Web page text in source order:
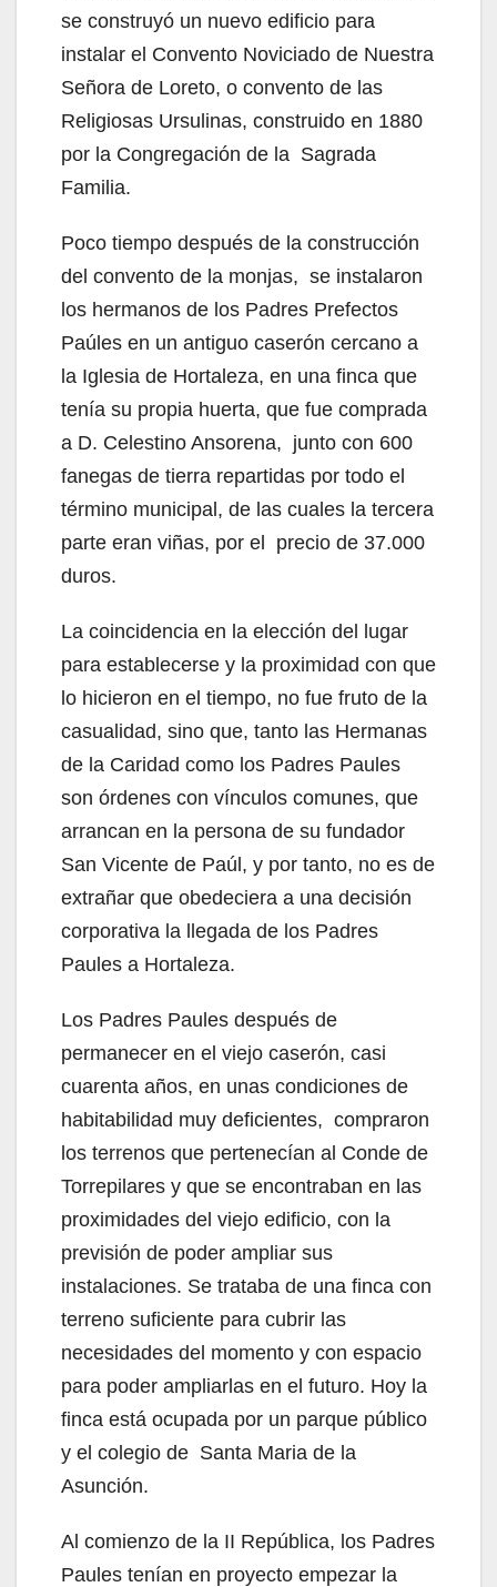
se construyó un nuevo edificio para
instalar el Convento Noviciado de Nuestra
Señora de Loreto, o convento de las
Religiosas Ursulinas, construido en 1880
por la Congregación de la Sagrada
Familia.
Poco tiempo después de la construcción
del convento de la monjas, se instalaron
los hermanos de los Padres Prefectos
Paúles en un antiguo caserón cercano a
la Iglesia de Hortaleza, en una finca que
tenía su propia huerta, que fue comprada
a D. Celestino Ansorena, junto con 600
fanegas de tierra repartidas por todo el
término municipal, de las cuales la tercera
parte eran viñas, por el precio de 37.000
duros.
La coincidencia en la elección del lugar
para establecerse y la proximidad con que
lo hicieron en el tiempo, no fue fruto de la
casualidad, sino que, tanto las Hermanas
de la Caridad como los Padres Paules
son órdenes con vínculos comunes, que
arrancan en la persona de su fundador
San Vicente de Paúl, y por tanto, no es de
extrañar que obedeciera a una decisión
corporativa la llegada de los Padres
Paules a Hortaleza.
Los Padres Paules después de
permanecer en el viejo caserón, casi
cuarenta años, en unas condiciones de
habitabilidad muy deficientes, compraron
los terrenos que pertenecían al Conde de
Torrepilares y que se encontraban en las
proximidades del viejo edificio, con la
previsión de poder ampliar sus
instalaciones. Se trataba de una finca con
terreno suficiente para cubrir las
necesidades del momento y con espacio
para poder ampliarlas en el futuro. Hoy la
finca está ocupada por un parque público
y el colegio de Santa Maria de la
Asunción.
Al comienzo de la II República, los Padres
Paules tenían en proyecto empezar la